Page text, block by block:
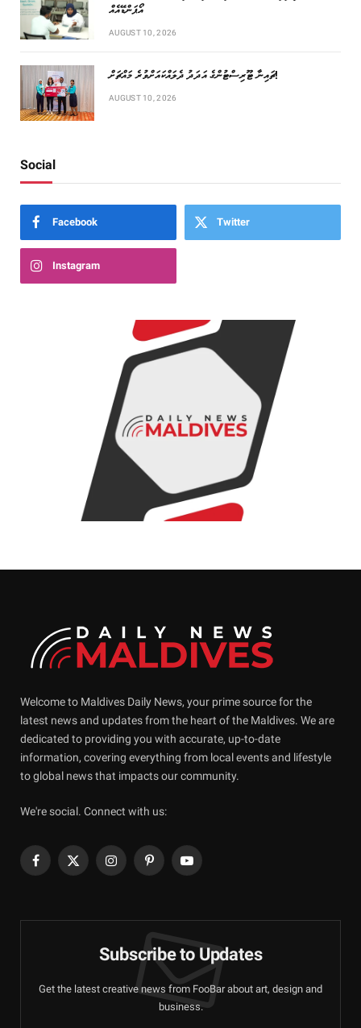
އޯޕަންޑޭއެއް
AUGUST 10, 2026
ޗައިނާ ޓޫރިސްޓުންގެ އަދަދު ދެލައްކައަށްވުރެ މައްޗަށް!
AUGUST 10, 2026
Social
Facebook Twitter
Instagram
Welcome to Maldives Daily News, your prime source for the
latest news and updates from the heart of the Maldives. We are
dedicated to providing you with accurate, up-to-date
information, covering everything from local events and lifestyle
to global news that impacts our community.
We're social. Connect with us:
Facebook
X
InstagramPinterestYouTube
Subscribe to Updates
Get the latest creative news from FooBar about art, design and
business.